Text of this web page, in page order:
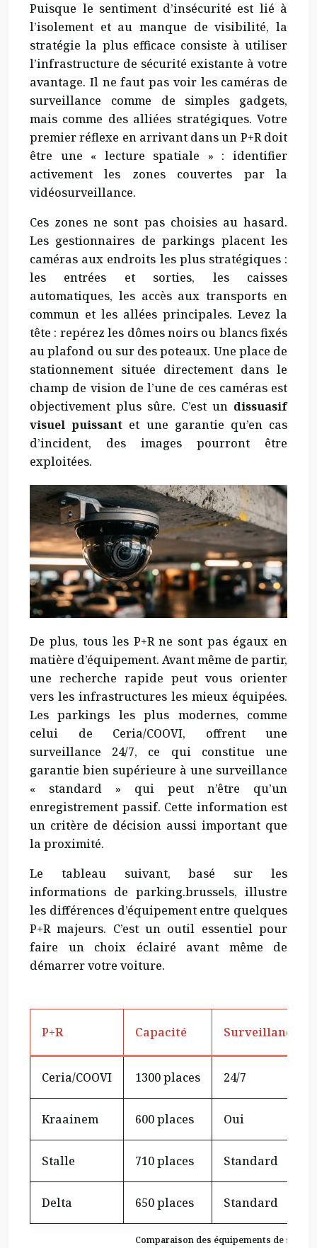
Puisque le sentiment d’insécurité est lié à
l’isolement et au manque de visibilité, la
stratégie la plus efficace consiste à utiliser
l’infrastructure de sécurité existante à votre
avantage. Il ne faut pas voir les caméras de
surveillance comme de simples gadgets,
mais comme des alliées stratégiques. Votre
premier réflexe en arrivant dans un P+R doit
être une « lecture spatiale » : identifier
activement les zones couvertes par la
vidéosurveillance.
Ces zones ne sont pas choisies au hasard.
Les gestionnaires de parkings placent les
caméras aux endroits les plus stratégiques :
les entrées et sorties, les caisses
automatiques, les accès aux transports en
commun et les allées principales. Levez la
tête : repérez les dômes noirs ou blancs fixés
au plafond ou sur des poteaux. Une place de
stationnement située directement dans le
champ de vision de l’une de ces caméras est
objectivement plus sûre. C’est un dissuasif
visuel puissant et une garantie qu’en cas
d’incident, des images pourront être
exploitées.
De plus, tous les P+R ne sont pas égaux en
matière d’équipement. Avant même de partir,
une recherche rapide peut vous orienter
vers les infrastructures les mieux équipées.
Les parkings les plus modernes, comme
celui de Ceria/COOVI, offrent une
surveillance 24/7, ce qui constitue une
garantie bien supérieure à une surveillance
« standard » qui peut n’être qu’un
enregistrement passif. Cette information est
un critère de décision aussi important que
la proximité.
Le tableau suivant, basé sur les
informations de parking.brussels, illustre
les différences d’équipement entre quelques
P+R majeurs. C’est un outil essentiel pour
faire un choix éclairé avant même de
démarrer votre voiture.
Comparaison des équipements de
P+R Capacité Surveillance
Ceria/COOVI 1300 places 24/7
Kraainem 600 places Oui
Stalle 710 places Standard
Delta 650 places Standard